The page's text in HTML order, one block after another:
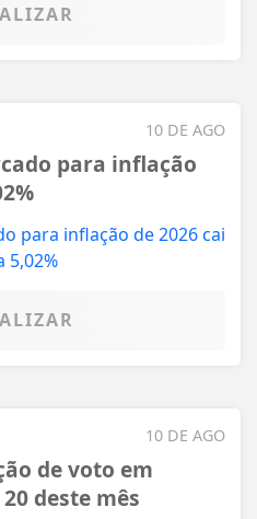
10 DE AGO
para inflação
10 DE AGO
de voto em
deste mês